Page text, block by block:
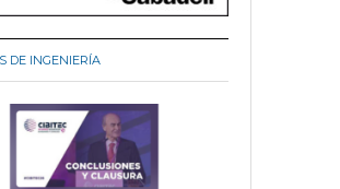
DE INGENIERÍA